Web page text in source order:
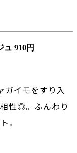
910円
ガイモをすり入
性◎。ふんわり
。